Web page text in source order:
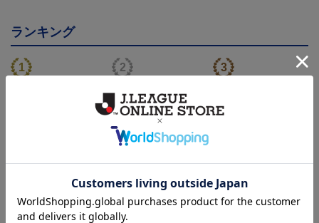
ランキング
トリニータサンシェード
3,960円
会員特典
TRINITA LIGHT PARADE
ペンライト白（ニータンv
er.）
3,000円
会員特典
ニータンサンシェード
3,960円